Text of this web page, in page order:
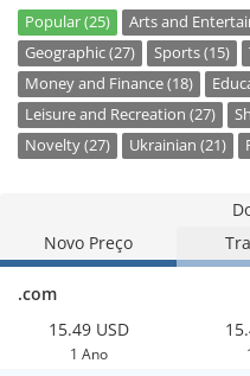
Popular (25) Arts and
Geographic (27)
Sports (15)
Money and Finance (18)
Leisure and Recreation (27)
Novelty (27)
Ukrainian (21)
Novo Preço
.com
15.49 USD
1 Ano